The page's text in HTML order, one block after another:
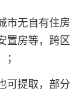
市无自有住房
置房等，跨区
可提取，部分